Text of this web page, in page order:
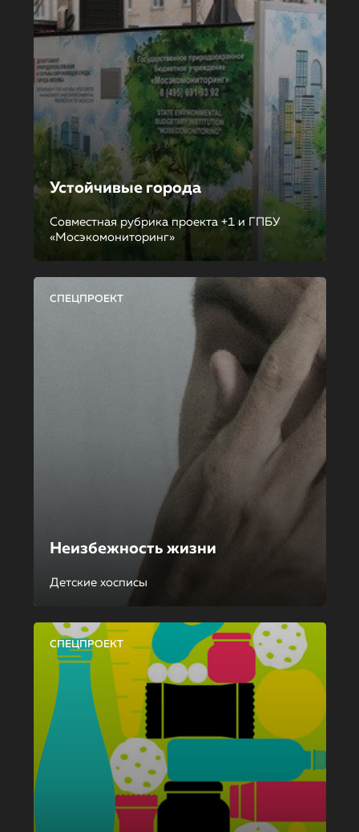
Устойчивые города
Совместная рубрика проекта +1 и ГПБУ
«Мосэкомониторинг»
СПЕЦПРОЕКТ
Неизбежность жизни
Детские хосписы
СПЕЦПРОЕКТ